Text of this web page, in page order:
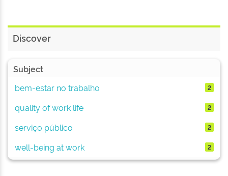
Discover
Subject
bem-estar no trabalho
2
quality of work life 2
serviço público 2
well-being at work 2